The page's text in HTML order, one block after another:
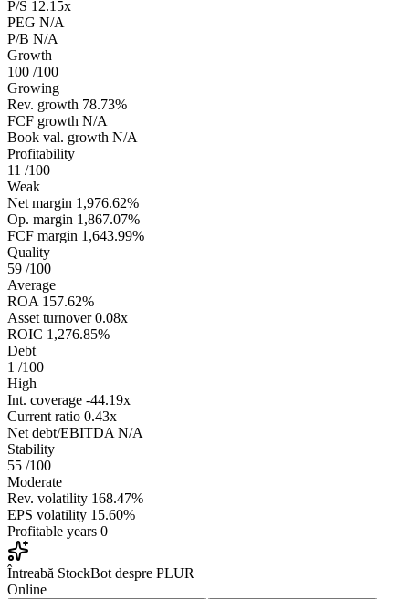
P/S 12.15x
PEG N/A
P/B N/A
Growth
100 /100
Growing
Rev. growth 78.73%
FCF growth N/A
Book val. growth N/A
Profitability
11 /100
Weak
Net margin 1,976.62%
Op. margin 1,867.07%
FCF margin 1,643.99%
Quality
59 /100
Average
ROA 157.62%
Asset turnover 0.08x
ROIC 1,276.85%
Debt
1 /100
High
Int. coverage -44.19x
Current ratio 0.43x
Net debt/EBITDA N/A
Stability
55 /100
Moderate
Rev. volatility 168.47%
EPS volatility 15.60%
Profitable years 0
Întreabă StockBot despre PLUR
Online